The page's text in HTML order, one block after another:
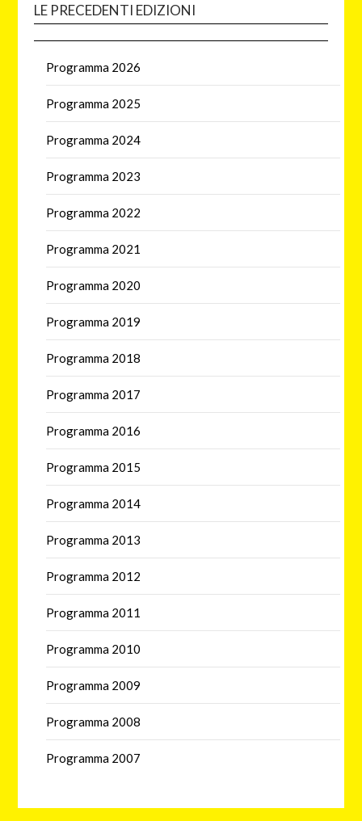
LE PRECEDENTI EDIZIONI
Programma 2026
Programma 2025
Programma 2024
Programma 2023
Programma 2022
Programma 2021
Programma 2020
Programma 2019
Programma 2018
Programma 2017
Programma 2016
Programma 2015
Programma 2014
Programma 2013
Programma 2012
Programma 2011
Programma 2010
Programma 2009
Programma 2008
Programma 2007